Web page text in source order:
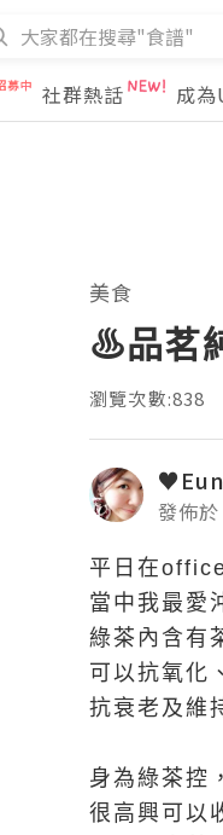
社群熱話 成
美食
♨品茗
瀏覽次數:838
發佈
平日在
當中我最愛
綠茶內含有
可以抗氧化、
抗衰老及維
身為綠茶控，
很高興可以